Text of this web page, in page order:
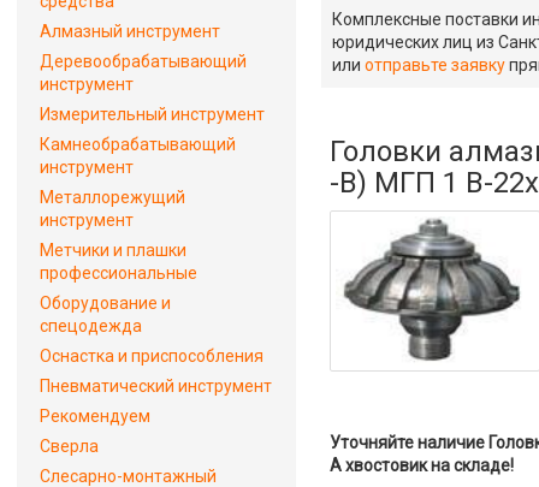
Комплексные поставки
юридических лиц из
илиотправьте заявку
Головки
-В) МГП 1 В-
Уточняйте наличие
A хвостовик на складе!
Алмазный инструмент
Деревообрабатывающий
инструмент
Измерительный инструмент
Камнеобрабатывающий
инструмент
Металлорежущий
инструмент
Метчики и плашки
профессиональные
Оборудование и
спецодежда
Оснастка и приспособления
Пневматический инструмент
Рекомендуем
Сверла
Слесарно-монтажный